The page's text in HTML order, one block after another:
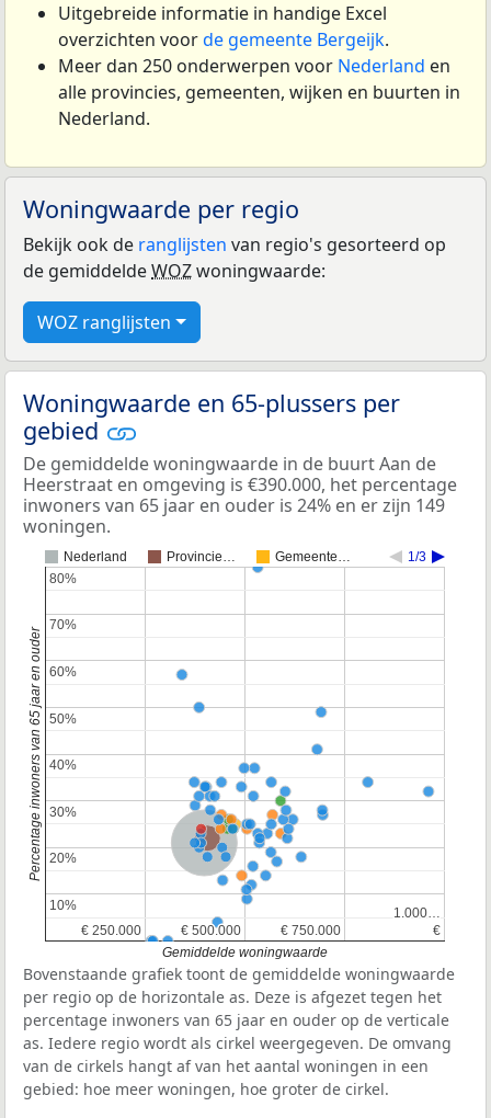
Uitgebreide informatie in handige Excel
overzichten voorde gemeente Bergeijk.
Meer dan 250 onderwerpen voor Nederland en
alle provincies, gemeenten, wijken en buurten in
Nederland.
Woningwaarde per regio
Bekijk ook de ranglijsten van regio's gesorteerd op
de gemiddeldeWOZwoningwaarde:
WOZ ranglijsten
Woningwaarde en 65-plussers per
gebied
De gemiddelde woningwaarde in de buurt Aan de
Heerstraat en omgeving is €390.000, het percentage
inwoners van 65 jaar en ouder is 24% en er zijn 149
woningen.
Nederland Provincie… Gemeente… 1/3
Nederland
Provincie Noord-Brabant
€ 250.000
€ 250.000 € 500.000
€ 500.000 € 750.000
€ 750.000 €
€
1.000…
1.000…
10%
10%
20%
20%
30%
30%
40%
40%
50%
50%
60%
60%
70%
70%
80%
80%
Gemiddelde woningwaarde
Percentage inwoners van 65 jaar en ouder
Bovenstaande grafiek toont de gemiddelde woningwaarde
per regio op de horizontale as. Deze is afgezet tegen het
percentage inwoners van 65 jaar en ouder op de verticale
as. Iedere regio wordt als cirkel weergegeven. De omvang
van de cirkels hangt af van het aantal woningen in een
gebied: hoe meer woningen, hoe groter de cirkel.